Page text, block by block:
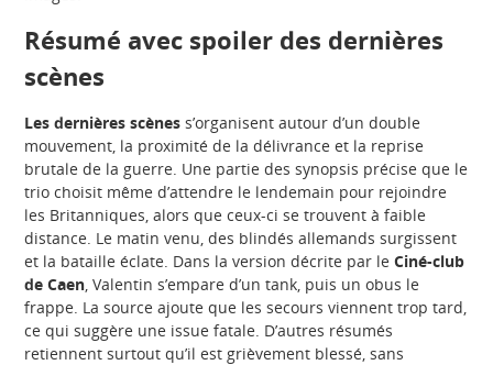
Résumé avec spoiler des dernières
scènes
Les dernières scènes s’organisent autour d’un double
mouvement, la proximité de la délivrance et la reprise
brutale de la guerre. Une partie des synopsis précise que le
trio choisit même d’attendre le lendemain pour rejoindre
les Britanniques, alors que ceux-ci se trouvent à faible
distance. Le matin venu, des blindés allemands surgissent
et la bataille éclate. Dans la version décrite par leCiné-club
de Caen, Valentin s’empare d’un tank, puis un obus le
frappe. La source ajoute que les secours viennent trop tard,
ce qui suggère une issue fatale. D’autres résumés
retiennent surtout qu’il est grièvement blessé, sans